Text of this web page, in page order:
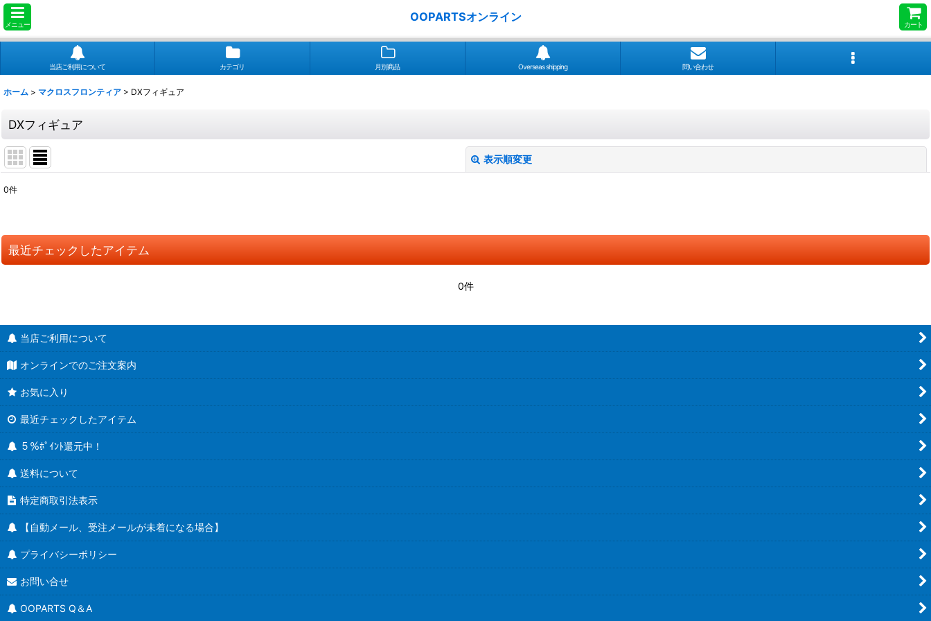
メニュー
OOPARTSオンライン
カート
当店ご利用について カテゴリ 月別商品 Overseas shipping 問い合わせ
ホーム > マクロスフロンティア > DXフィギュア
DXフィギュア
表示順変更
並び順:
0件
最近チェックしたアイテム
0件
当店ご利用について
オンラインでのご注文案内
お気に入り
最近チェックしたアイテム
５％ﾎﾟｲﾝﾄ還元中！
送料について
特定商取引法表示
【自動メール、受注メールが未着になる場合】
プライバシーポリシー
お問い合せ
OOPARTS Q＆A